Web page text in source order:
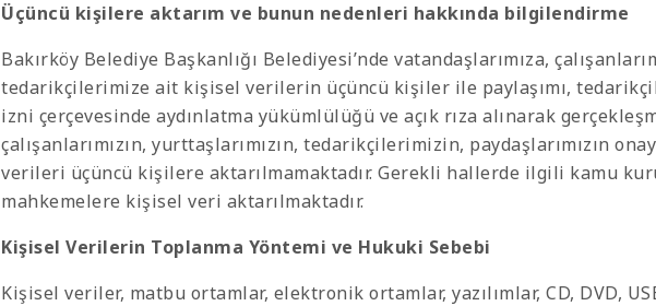
Üçüncü kişilere aktarım ve bunun nedenleri hakkında bilgilendirme
Bakırköy Belediye Başkanlığı Belediyesi’nde vatandaşlarımıza,
tedarikçilerimize ait kişisel verilerin üçüncü kişiler ile paylaşımı,
izni çerçevesinde aydınlatma yükümlülüğü ve açık rıza alınarak
çalışanlarımızın, yurttaşlarımızın, tedarikçilerimizin, paydaşlarımızın
verileri üçüncü kişilere aktarılmamaktadır. Gerekli hallerde ilgili kamu
mahkemelere kişisel veri aktarılmaktadır.
Kişisel Verilerin Toplanma Yöntemi ve Hukuki Sebebi
Kişisel veriler, matbu ortamlar, elektronik ortamlar, yazılımlar, CD, DVD,